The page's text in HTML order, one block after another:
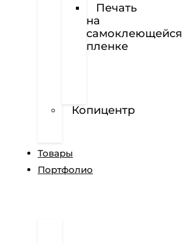
Печать
на
самоклеющейся
пленке
Копицентр
Товары
Портфолио